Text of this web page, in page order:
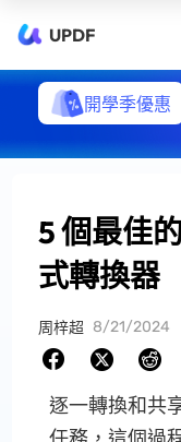
UPDF
開學季優惠
5 個最佳
式轉換器
周梓超 8/21/2024
逐一轉換和共